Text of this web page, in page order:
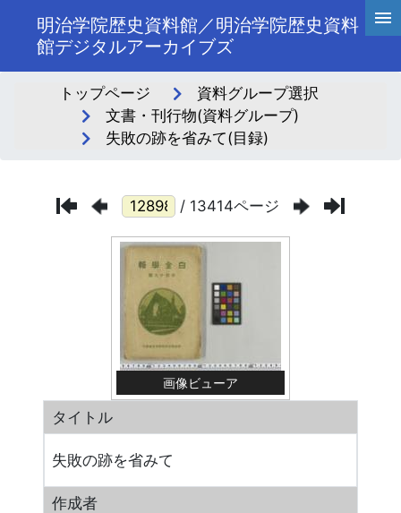
明治学院歴史資料館／明治学院歴史資料
館デジタルアーカイブズ
トップページ
資料グループ選択
文書・刊行物(資料グループ)
失敗の跡を省みて(目録)
/ 13414ページ
画像ビューア
タイトル
失敗の跡を省みて
作成者